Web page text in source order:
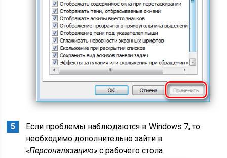
Если проблемы наблюдаются в Windows 7, то
необходимо дополнительно зайти в
«Персонализацию» с рабочего стола.